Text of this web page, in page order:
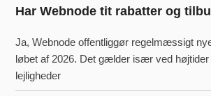
Har Webnode tit rabatter og
Ja, Webnode offentliggør regelmæssigt
løbet af 2026. Det gælder især ved
lejligheder